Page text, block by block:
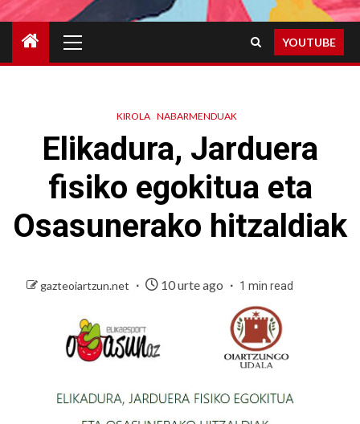
Menu
YOUTUBE
KIROLA NABARMENDUAK
Elikadura, Jarduera
fisiko egokitua eta
Osasunerako hitzaldiak
gazteoiartzun.net 10 urte ago 1 min read